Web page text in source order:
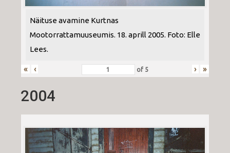
Näituse avamine Kurtnas
Mootorrattamuuseumis. 18. aprill 2005. Foto: Elle
Lees.
« ‹ of 5 › »
2004